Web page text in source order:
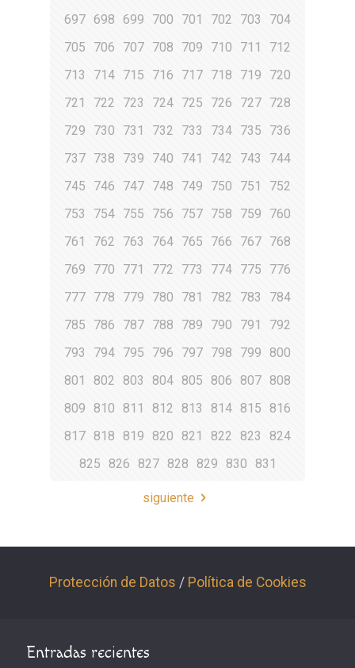
697 698 699 700 701 702 703
704
705
706 707 708 709 710 711
712
713
714 715 716 717 718 719
720
721
722 723 724 725 726 727 728
729
730 731 732 733 734 735
736
737 738 739 740 741 742 743
744
745
746 747 748 749 750 751
752
753
754 755 756 757 758 759
760
761
762 763 764 765 766 767 768
769
770 771 772 773 774 775
776
777 778 779 780 781 782 783
784
785
786 787 788 789 790 791
792
793
794 795 796 797 798 799
800
801
802 803 804 805 806 807 808
809
810 811 812 813 814 815
816
817 818 819 820 821 822 823
824
825
826 827 828 829 830 831
siguiente
Protección de Datos / Política de Cookies
Entradas recientes